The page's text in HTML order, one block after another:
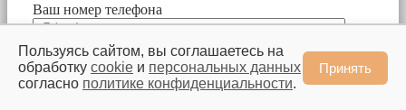
Пользуясь сайтом, вы соглашаетесь на
обработку cookie и персональных данных
согласно политике конфиденциальности.
Принять
Ваш номер телефона